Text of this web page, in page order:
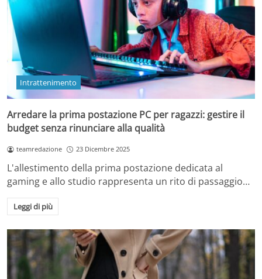
Intrattenimento
Arredare la prima postazione PC per ragazzi: gestire il
budget senza rinunciare alla qualità
teamredazione 23 Dicembre 2025
L'allestimento della prima postazione dedicata al
gaming e allo studio rappresenta un rito di passaggio…
Leggi di più